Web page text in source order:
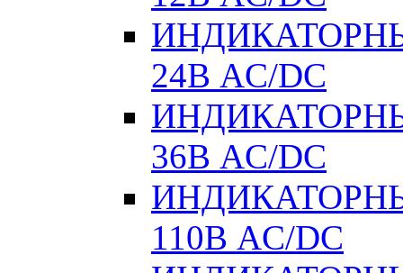
24В AC/DC
36В AC/DC
110В AC/DC